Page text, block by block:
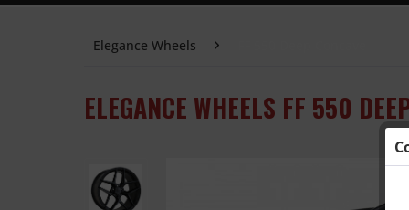
Elegance Wheels
ELEGANCE WHEELS FF 550